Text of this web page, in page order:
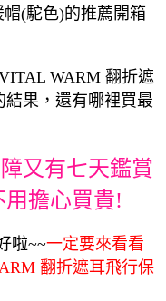
(駝色)的推薦開箱
WARM 翻折遮
果，還有哪裡買最
又有七天鑑賞
擔心買貴!
啦~~一定要來看看
翻折遮耳飛行保